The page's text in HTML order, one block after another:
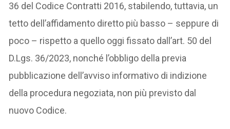
36 del Codice Contratti 2016, stabilendo, tuttavia, un
tetto dell’affidamento diretto più basso – seppure di
poco – rispetto a quello oggi fissato dall’art. 50 del
D.Lgs. 36/2023, nonché l’obbligo della previa
pubblicazione dell’avviso informativo di indizione
della procedura negoziata, non più previsto dal
nuovo Codice.